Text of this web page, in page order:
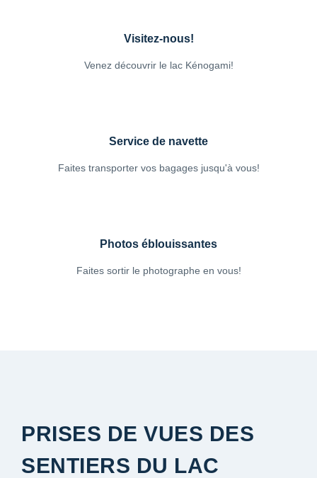
Visitez-nous!
Venez découvrir le lac Kénogami!
Service de navette
Faites transporter vos bagages jusqu'à vous!
Photos éblouissantes
Faites sortir le photographe en vous!
PRISES DE VUES DES
SENTIERS DU LAC